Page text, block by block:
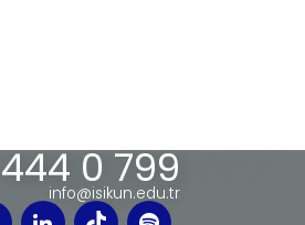
444 0 799
info@isikun.edu.tr